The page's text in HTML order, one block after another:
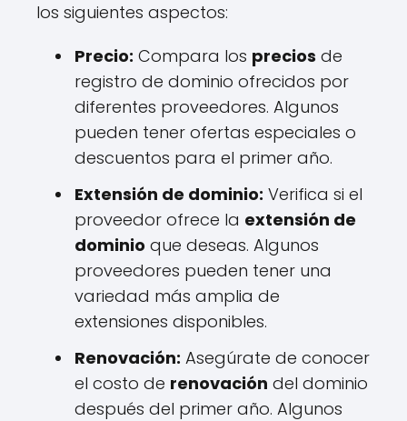
los siguientes aspectos:
Precio: Compara los precios de
registro de dominio ofrecidos por
diferentes proveedores. Algunos
pueden tener ofertas especiales o
descuentos para el primer año.
Extensión de dominio: Verifica si el
proveedor ofrece la extensión de
dominio que deseas. Algunos
proveedores pueden tener una
variedad más amplia de
extensiones disponibles.
Renovación: Asegúrate de conocer
el costo de renovación del dominio
después del primer año. Algunos